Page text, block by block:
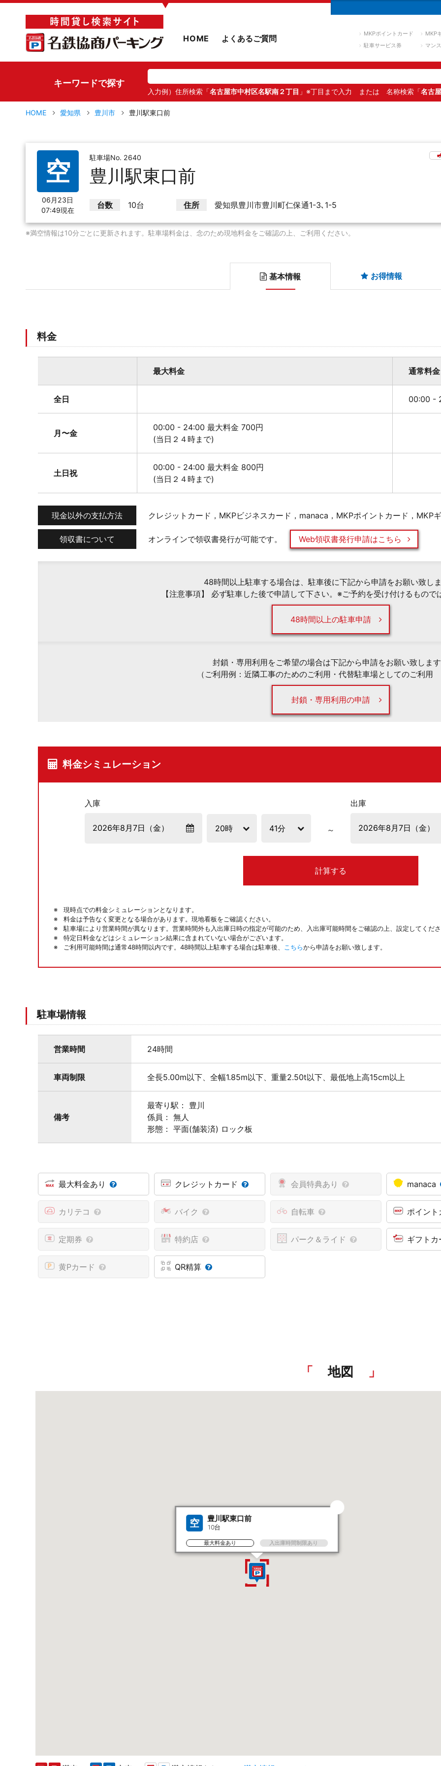
▼
HOME よくあるご質問 MKPポイントカード
MKP
駐車サービス券
マン
キーワードで探す
入力例）住所検索「名古屋市中村区名駅南２丁目 」※丁目まで入力 または 名称検索「名古
HOME 愛知県 豊川市 豊川駅東口前
空
06月23日
07:49現在
駐車場No. 2640
豊川駅東口前
台数 10台 住所 愛知県豊川市豊川町仁保通1-3､1-5
※満空情報は10分ごとに更新されます。駐車場料金は、念のため現地料金をご確認の上、ご利用ください。
基本情報 お得情報
料金
最大料金 通常料金
全日 00:00 -
月〜金
00:00 - 24:00 最大料金 700円
(当日２４時まで)
土日祝
00:00 - 24:00 最大料金 800円
(当日２４時まで)
現金以外の支払方法 クレジットカード，MKPビジネスカード，manaca，MKPポイントカード，MKP
領収書について オンラインで領収書発行が可能です。 Web領収書発行申請はこちら
48時間以上駐車する場合は、駐車後に下記から申請をお願い致し
【注意事項】 必ず駐車した後で申請して下さい。※ご予約を受け付けるもので
48時間以上の駐車申請
封鎖・専用利用をご希望の場合は下記から申請をお願い致しま
（ご利用例：近隣工事のためのご利用・代替駐車場としてのご利用
封鎖・専用利用の申請
料金シミュレーション
入庫 出庫
計算する
現時点での料金シミュレーションとなります。
料金は予告なく変更となる場合があります。現地看板をご確認ください。
駐車場により営業時間が異なります。営業時間外も入出庫日時の指定が可能のため、入出庫可能時間をご確認の上、設定してくだ
特定日料金などはシミュレーション結果に含まれていない場合がございます。
ご利用可能時間は通常48時間以内です。48時間以上駐車する場合は駐車後、
こちらから申請をお願い致します。
駐車場情報
営業時間 24時間
車両制限 全長5.00m以下、全幅1.85m以下、重量2.50t以下、最低地上高15cm以上
備考
最寄り駅： 豊川
係員： 無人
形態： 平面(舗装済) ロック板
最大料金あり クレジットカード 会員特典あり manaca
カリテコ バイク 自転車 ポイン
定期券 特約店 パーク＆ライド ギフト
黄Pカード QR精算
地図
空 豊川駅東口前
10台
最大料金あり 入出庫時間制限あり